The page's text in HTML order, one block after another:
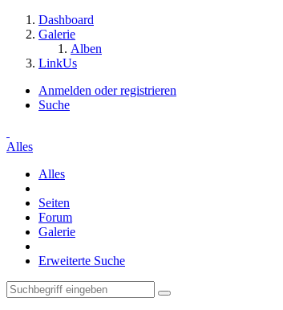
Dashboard
Galerie
Alben
LinkUs
Anmelden oder registrieren
Suche
Alles
Alles
Seiten
Forum
Galerie
Erweiterte Suche